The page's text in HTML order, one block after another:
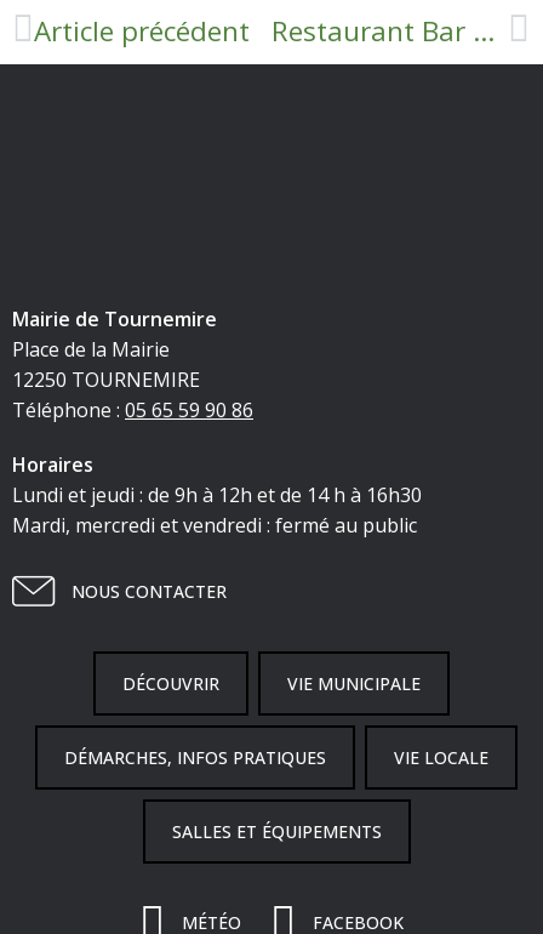
Article précédent Restaurant Bar Le Brias
Mairie de Tournemire
Place de la Mairie
12250 TOURNEMIRE
Téléphone : 05 65 59 90 86
Horaires
Lundi et jeudi : de 9h à 12h et de 14 h à 16h30
Mardi, mercredi et vendredi : fermé au public
NOUS CONTACTER
DÉCOUVRIR VIE MUNICIPALE
DÉMARCHES, INFOS PRATIQUES VIE LOCALE
SALLES ET ÉQUIPEMENTS
MÉTÉO FACEBOOK